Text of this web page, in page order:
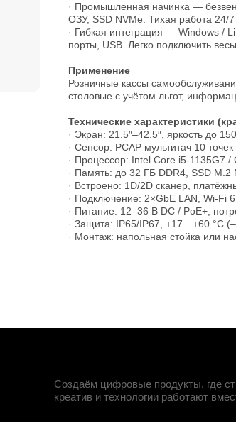
· Промышленная начинка —
ОЗУ, SSD NVMe. Тихая работа 24/7
· Гибкая интеграция — Windows /
порты, USB. Легко подключить
Применение
Розничные кассы
столовые с учётом льгот,
Технические характеристики
· Экран: 21.5″–42.5″, яркость до
· Сенсор: PCAP мультитач 10
· Процессор: Intel Core i5-1135G7
· Память: до 32 ГБ DDR4, SSD M.2
· Встроено: 1D/2D сканер,
· Подключение: 2×GbE LAN, Wi-Fi
· Питание: 12–36 В DC / PoE+,
· Защита: IP65/IP67, +17…+60 °C
· Монтаж: напольная стойка или
Создаём цифровые продукты, где
креатив и технологии работают